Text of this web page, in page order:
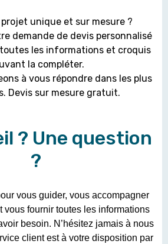
unique et sur mesure ?
demande de devis personnalisé
les informations et croquis
la compléter.
à vous répondre dans les plus
Devis sur mesure gratuit.
? Une question
?
vous guider, vous accompagner
vous fournir toutes les informations
besoin. N’hésitez jamais à nous
client est à votre disposition par